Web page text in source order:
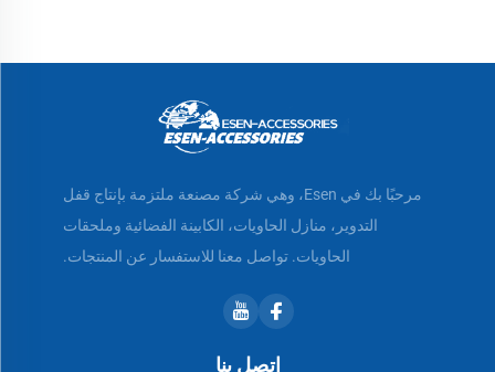
مرحبًا بك في Esen، وهي شركة مصنعة ملتزمة بإنتاج قفل
التدوير، منازل الحاويات، الكابينة الفضائية وملحقات
الحاويات. تواصل معنا للاستفسار عن المنتجات.
اتصل بنا